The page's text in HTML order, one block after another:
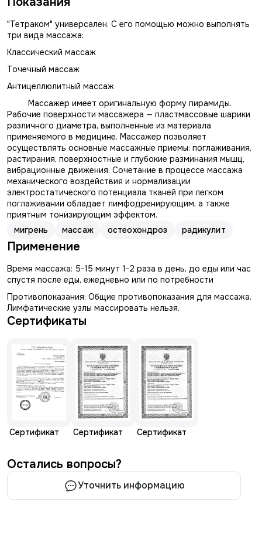
"Тетраком" универсален. С его помощью можно выполнять
три вида массажа:
Классический массаж
Точечный массаж
Антицеллюлитный массаж
Массажер имеет оригинальную форму пирамиды.
Рабочие поверхности массажера — пластмассовые шарики
различного диаметра, выполненные из материала
применяемого в медицине. Массажер позволяет
осуществлять основные массажные приемы: поглаживания,
растирания, поверхностные и глубокие разминания мышц,
вибрационные движения. Сочетание в процессе массажа
механического воздействия и нормализации
электростатического потенциала тканей при легком
поглаживании обладает лимфодренирующим, а также
приятным тонизирующим эффектом.
мигрень
массаж остеохондроз радикулит
Применение
Время массажа: 5-15 минут 1-2 раза в день, до еды или час
спустя после еды, ежедневно или по потребности
Противопоказания: Общие противопоказания для массажа.
Лимфатические узлы массировать нельзя.
Сертификаты
Сертификат Сертификат Сертификат
Остались вопросы?
Уточнить информацию